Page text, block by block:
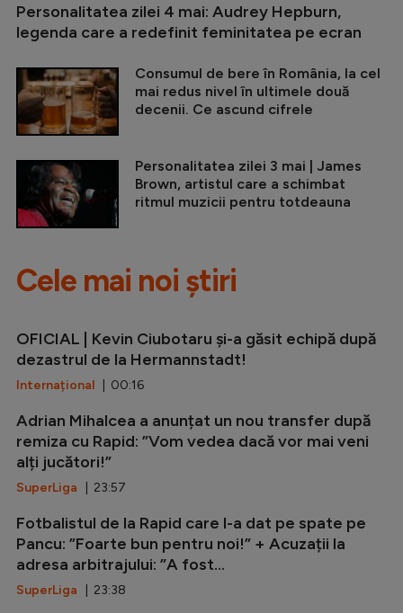
Personalitatea zilei 4 mai: Audrey Hepburn,
legenda care a redefinit feminitatea pe ecran
Consumul de bere în România, la cel
mai redus nivel în ultimele două
decenii. Ce ascund cifrele
Personalitatea zilei 3 mai | James
Brown, artistul care a schimbat
ritmul muzicii pentru totdeauna
Cele mai noi știri
OFICIAL | Kevin Ciubotaru și-a găsit echipă după
dezastrul de la Hermannstadt!
Internațional | 00:16
Adrian Mihalcea a anunțat un nou transfer după
remiza cu Rapid: ”Vom vedea dacă vor mai veni
alți jucători!”
SuperLiga | 23:57
Fotbalistul de la Rapid care l-a dat pe spate pe
Pancu: ”Foarte bun pentru noi!” + Acuzații la
adresa arbitrajului: ”A fost...
SuperLiga | 23:38